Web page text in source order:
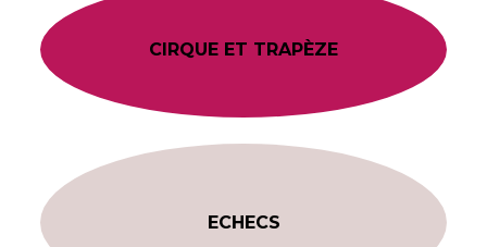
CIRQUE ET TRAPÈZE
ECHECS